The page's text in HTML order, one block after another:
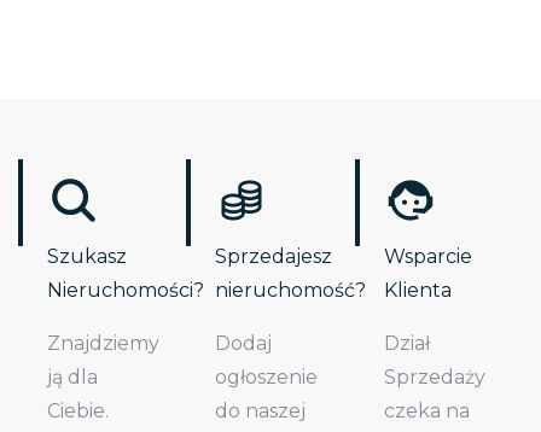
Szukasz
Nieruchomości?
Znajdziemy
ją dla
Ciebie.
Sprzedajesz
nieruchomość?
Dodaj
ogłoszenie
do naszej
Wsparcie
Klienta
Dział
Sprzedaży
czeka na